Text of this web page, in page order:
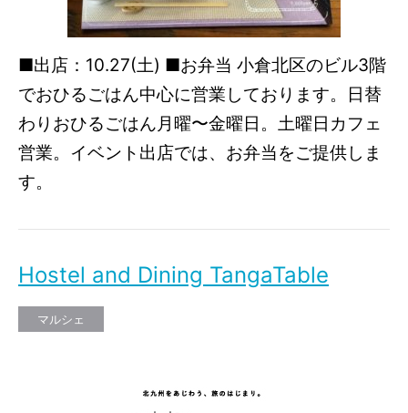
■出店：10.27(土) ■お弁当 小倉北区のビル3階
でおひるごはん中心に営業しております。日替
わりおひるごはん月曜〜金曜日。土曜日カフェ
営業。イベント出店では、お弁当をご提供しま
す。
Hostel and Dining TangaTable
マルシェ